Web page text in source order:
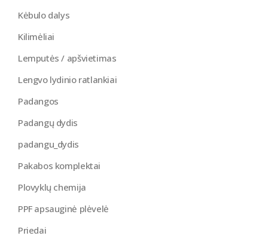
Kėbulo dalys
Kilimėliai
Lemputės / apšvietimas
Lengvo lydinio ratlankiai
Padangos
Padangų dydis
padangu_dydis
Pakabos komplektai
Plovyklų chemija
PPF apsauginė plėvelė
Priedai